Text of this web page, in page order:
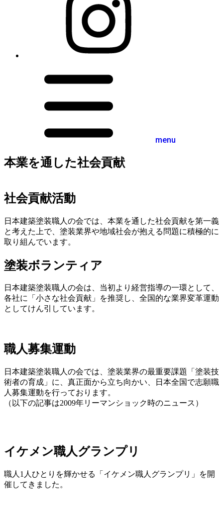
menu
本業を通した社会貢献
社会貢献活動
日本建築塗装職人の会では、本業を通した社会貢献を第一義
と考えた上で、塗装業界や地域社会が抱える問題に積極的に
取り組んでいます。
塗装ボランティア
日本建築塗装職人の会は、当初より経営指導の一環として、
各社に「小さな社会貢献」を推奨し、全国的な業界変革運動
としてけん引しています。
職人募集運動
日本建築塗装職人の会では、塗装業界の最重要課題「塗装技
術者の育成」に、真正面から立ち向かい、日本全国で志願職
人募集運動を行っております。
（以下の記事は2009年リーマンショック時のニュース）
イケメン職人グランプリ
職人1人ひとりを輝かせる「イケメン職人グランプリ」を開
催してきました。